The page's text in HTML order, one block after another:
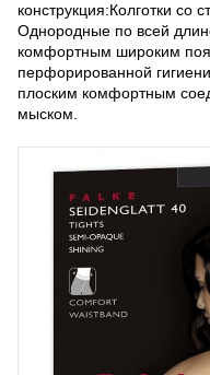
конструкция:Колготки со
Однородные по всей
комфортным широким
перфорированной
плоским комфортным
мыском.